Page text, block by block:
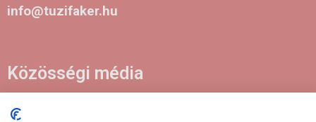
info@tuzifaker.hu
Közösségi média